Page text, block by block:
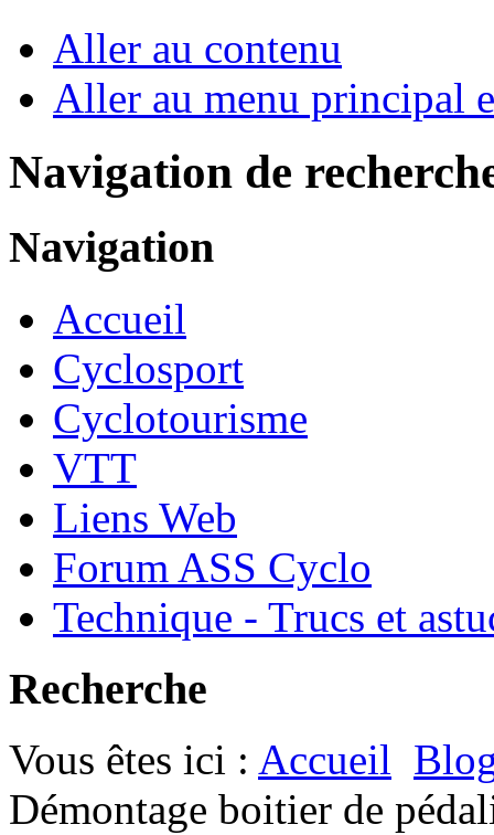
Aller au contenu
Aller au menu principal
Navigation de
Navigation
Accueil
Cyclosport
Cyclotourisme
VTT
Liens Web
Forum ASS Cyclo
Technique - Trucs et
Recherche
Vous êtes ici : Accueil
Démontage boitier de